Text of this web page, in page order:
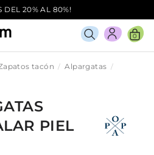
DEL 20% AL 80%!
0
tacón
Alpargatas
PIEL